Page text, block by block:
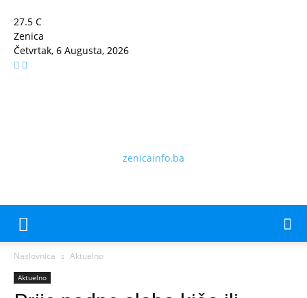
27.5 C
Zenica
Četvrtak, 6 Augusta, 2026
zenicainfo.ba
Naslovnica Aktuelno
Aktuelno